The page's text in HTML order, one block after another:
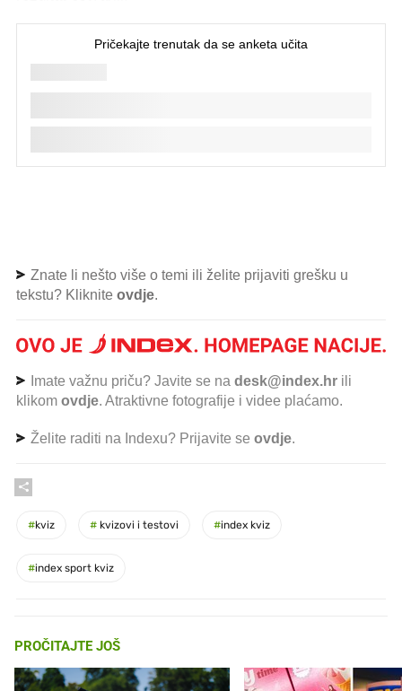
Znate li nešto više o temi ili želite prijaviti grešku u
tekstu? Kliknite ovdje.
Imate važnu priču? Javite se na desk@index.hr ili
klikom ovdje. Atraktivne fotografije i videe plaćamo.
Želite raditi na Indexu? Prijavite se ovdje.
#kviz # kvizovi i testovi #index kviz
#index sport kviz
PROČITAJTE JOŠ